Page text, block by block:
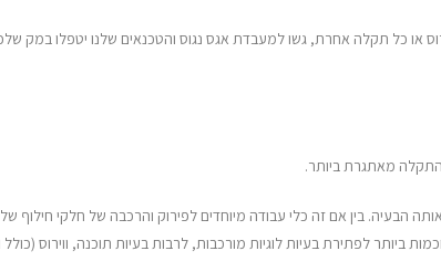
כל תקלה אחרת, גשו למעבדת אגס נגוס והטכנאים שלנו יטפלו במק
התקלה מאתגרת ביותר.
הבעיה. בין אם זה כלי עבודה מיוחדים לפירוק והרכבה של חלקי חילוף
לפתירת בעיות לוגיות מורכבות, לרבות בעיות תוכנה, ווירוס (כולל